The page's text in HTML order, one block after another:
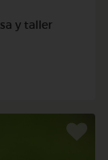
y taller